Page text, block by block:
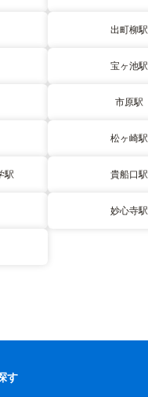
出町柳駅
宝ヶ池駅
市原駅
松ヶ崎駅
駅 貴船口駅
妙心寺駅
す